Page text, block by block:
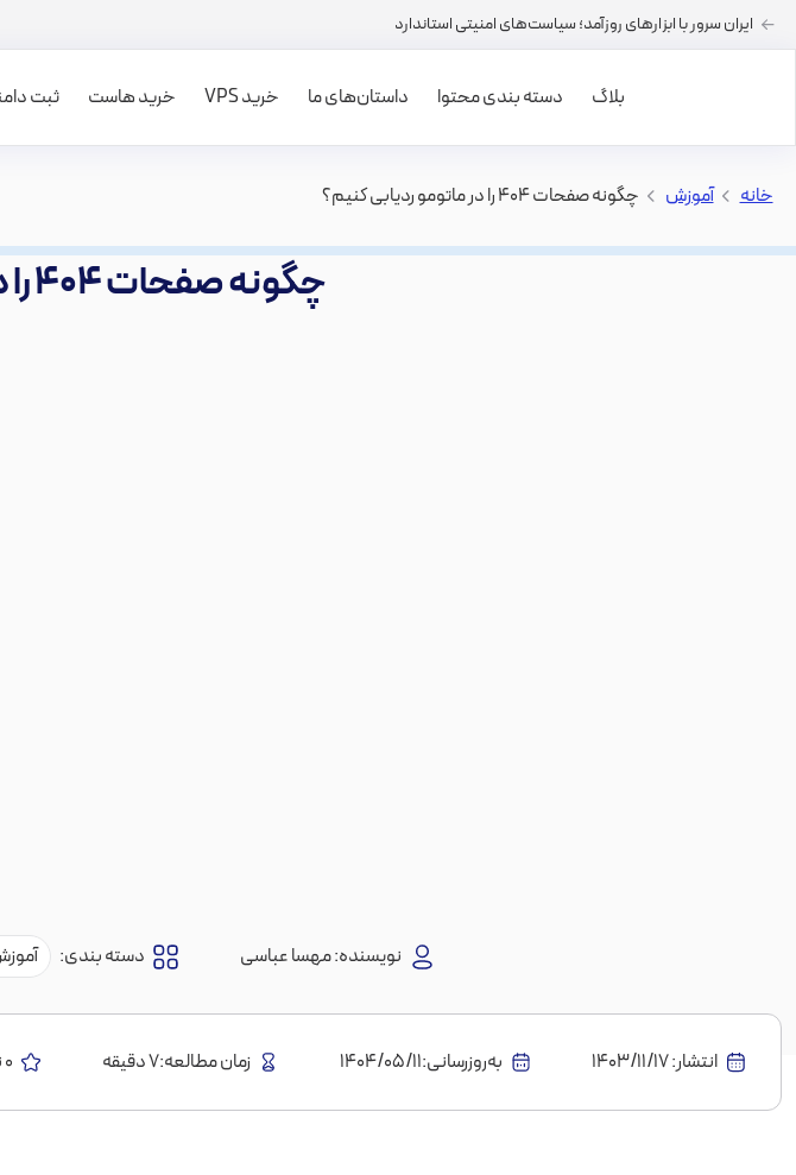
ایران سرور با ابزارهای روزآمد؛ سیاست‌های امنیتی استاندارد
بلاگ دسته بندی محتوا داستان‌های ما خرید VPS خرید هاست ثبت
خانه > آموزش > چگونه صفحات ۴۰۴ را در ماتومو ردیابی کنیم؟
چگونه صفحات ۴۰۴ را در ماتومو ردیابی کنیم؟
نویسنده:مهسا عباسی دسته بندی:
انتشار:1403/11/17 به‌روز‌رسانی:۱۴۰۴/۰۵/۱۱ زمان مطالعه:7 دقیقه 0 نظر | | 0/5